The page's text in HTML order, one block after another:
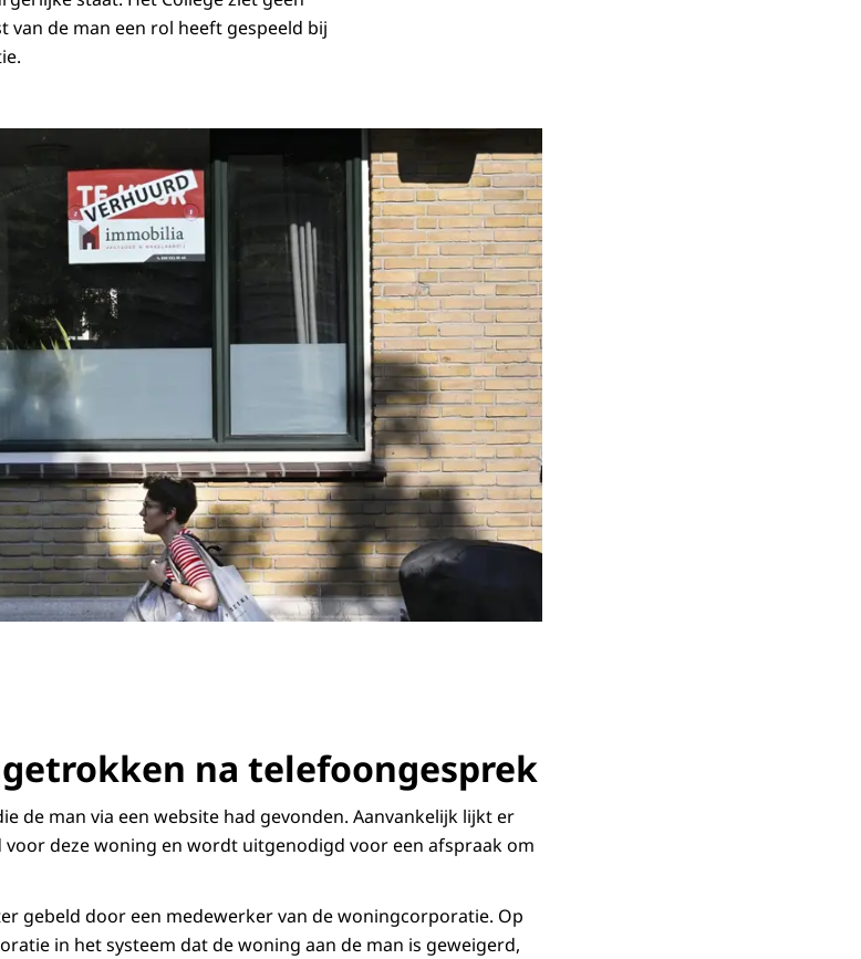
van de man een rol heeft gespeeld bij
hang een bord met de tekst 'verhuurd'.
na telefoongesprek
de man via een website had gevonden. Aanvankelijk lijkt er
deze woning en wordt uitgenodigd voor een afspraak om
gebeld door een medewerker van de woningcorporatie. Op
in het systeem dat de woning aan de man is geweigerd,